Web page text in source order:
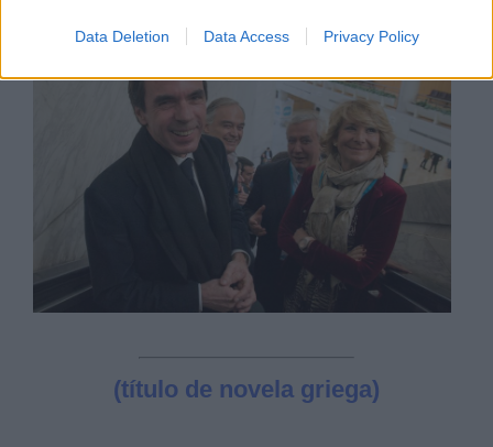
Data Deletion Data Access Privacy Policy
(título de novela griega)